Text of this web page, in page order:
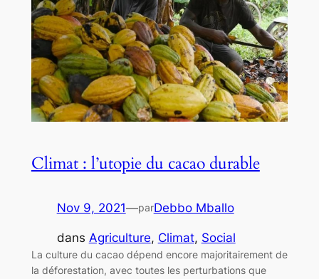
Climat : l’utopie du cacao durable
Nov 9, 2021—parDebbo Mballo
dans Agriculture, Climat, Social
La culture du cacao dépend encore majoritairement de
la déforestation, avec toutes les perturbations que